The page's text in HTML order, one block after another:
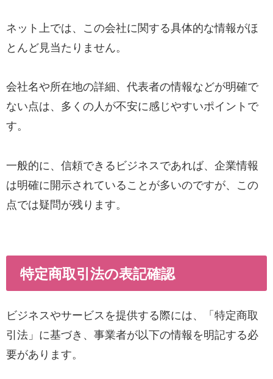
ネット上では、この会社に関する具体的な情報がほ
とんど見当たりません。
会社名や所在地の詳細、代表者の情報などが明確で
ない点は、多くの人が不安に感じやすいポイントで
す。
一般的に、信頼できるビジネスであれば、企業情報
は明確に開示されていることが多いのですが、この
点では疑問が残ります。
特定商取引法の表記確認
ビジネスやサービスを提供する際には、「特定商取
引法」に基づき、事業者が以下の情報を明記する必
要があります。